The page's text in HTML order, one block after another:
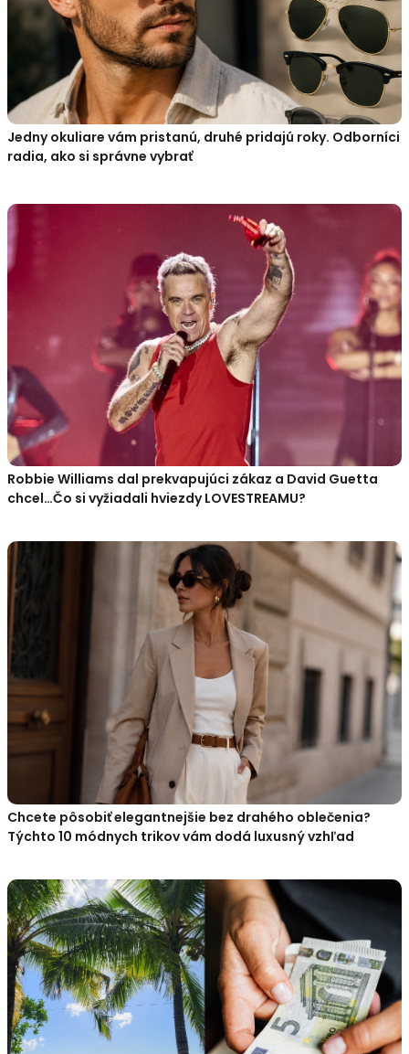
Jedny okuliare vám pristanú, druhé pridajú roky. Odborníci
radia, ako si správne vybrať
Robbie Williams dal prekvapujúci zákaz a David Guetta
chcel…Čo si vyžiadali hviezdy LOVESTREAMU?
Chcete pôsobiť elegantnejšie bez drahého oblečenia?
Týchto 10 módnych trikov vám dodá luxusný vzhľad